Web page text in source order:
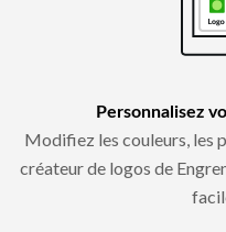
Personnalisez
Modifiez les couleurs, les
créateur de logos de